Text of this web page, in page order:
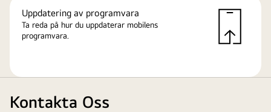
Uppdatering av programvara
Ta reda på hur du uppdaterar mobilens
programvara.
Kontakta Oss